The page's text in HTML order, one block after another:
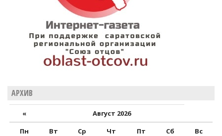
АРХИВ
«
Август 2026
Пн
Вт Ср Чт Пт Сб
Вс